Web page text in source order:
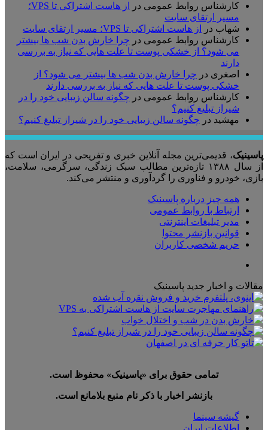
کارشناس روابط عمومی در
از هاست اشتراکی تا VPS؛
مسیر ارتقای سایت
شهاب در
از هاست اشتراکی تا VPS؛ مسیر ارتقای سایت
کارشناس روابط عمومی در چرا خارش بدن شب ها بیشتر
می شود؟ از خشکی پوست تا علت هایی که نیاز به بررسی
دارند
اصغری در چرا خارش بدن شب ها بیشتر می شود؟ از
خشکی پوست تا علت هایی که نیاز به بررسی دارند
کارشناس روابط عمومی در چگونه سالن زیبایی خود را در
شیراز تبلیغ کنیم؟
مهشید در چگونه سالن زیبایی خود را در شیراز تبلیغ کنیم؟
پاسینیک، قدیمی‌ترین مجله آنلاین خبری و تفریحی در ایران است که
از سال ۱۳۸۸ تازه‌ترین مطالب سبک زندگی، سرگرمی، سلامت،
بازی، خودرو و فناوری را گردآوری و منتشر می‌کند.
همه چیز درباره پاسینیک
ارتباط با روابط عمومی
مدیر تبلیغات اینترنتی
قوانین بازنشر محتوا
حریم شخصی کاربران
مقالات و اخبار جدید پاسینیک
تمامی حقوق برای «پاسینیک» محفوظ است.
بازنشر اخبار با ذکر نام منبع بلامانع است.
گیشه سینما